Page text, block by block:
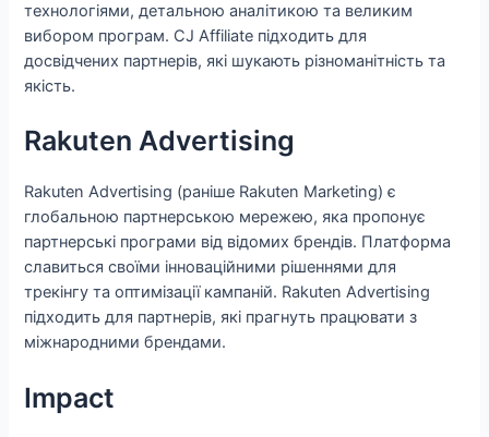
технологіями, детальною аналітикою та великим
вибором програм. CJ Affiliate підходить для
досвідчених партнерів, які шукають різноманітність та
якість.
Rakuten Advertising
Rakuten Advertising (раніше Rakuten Marketing) є
глобальною партнерською мережею, яка пропонує
партнерські програми від відомих брендів. Платформа
славиться своїми інноваційними рішеннями для
трекінгу та оптимізації кампаній. Rakuten Advertising
підходить для партнерів, які прагнуть працювати з
міжнародними брендами.
Impact